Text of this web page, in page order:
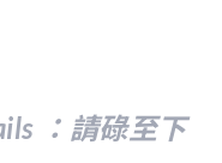
：請碌至下